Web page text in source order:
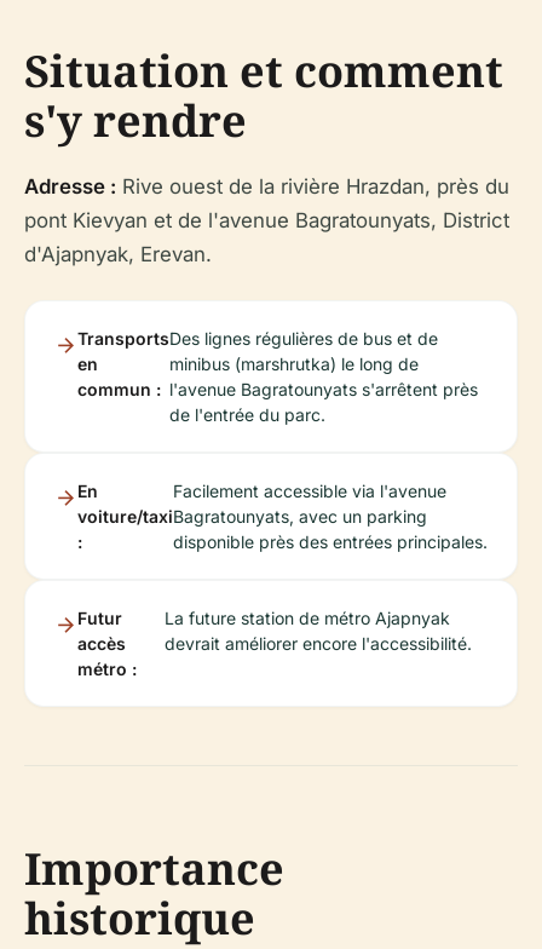
Situation et comment
s'y rendre
Adresse : Rive ouest de la rivière Hrazdan, près du
pont Kievyan et de l'avenue Bagratounyats, District
d'Ajapnyak, Erevan.
Transports
en
commun :
Des lignes régulières de bus et de
minibus (marshrutka) le long de
l'avenue Bagratounyats s'arrêtent près
de l'entrée du parc.
En
voiture/taxi
:
Facilement accessible via l'avenue
Bagratounyats, avec un parking
disponible près des entrées principales.
Futur
accès
métro :
La future station de métro Ajapnyak
devrait améliorer encore l'accessibilité.
Importance
historique